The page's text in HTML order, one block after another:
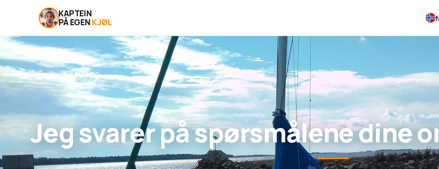
KAPTEIN
PÅ EGENKJØL
Jeg svarer på spørsmålene dine